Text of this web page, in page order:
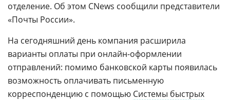
отделение. Об этом CNews сообщили представители
«Почты России».
На сегодняшний день компания расширила
варианты оплаты при онлайн-оформлении
отправлений: помимо банковской карты появилась
возможность оплачивать письменную
корреспонденцию с помощью Системы быстрых